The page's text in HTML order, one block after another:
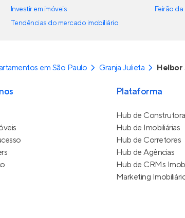
Investir em imóveis
Tendências do mercado imobiliário
Feirão
em São Paulo Granja Julieta Helbor
Plataforma
Hub de
Hub de Imobiliárias
Hub de Corretores
Hub de Agências
Hub de CRMs
Marketing